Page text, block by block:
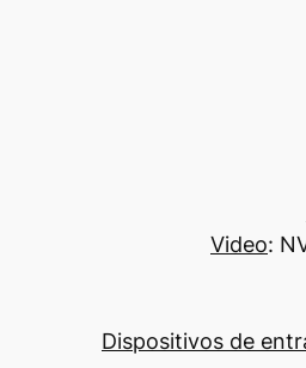
Video:
Dispositivos de